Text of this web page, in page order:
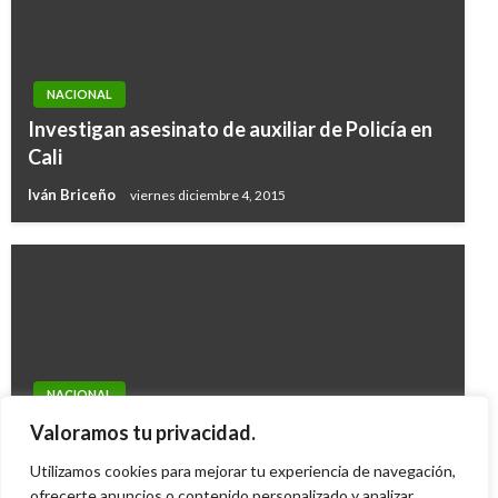
Valoramos tu privacidad.
Utilizamos cookies para mejorar tu experiencia de navegación,
NACIONAL
Investigan asesinato de auxiliar de Policía en
Cali
Iván Briceño viernes diciembre 4, 2015
NACIONAL
Estado del tiempo hoy martes 22 de mayo en